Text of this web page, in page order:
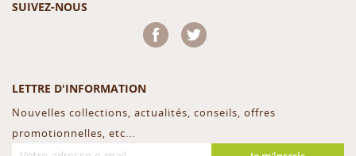
SUIVEZ-NOUS
Facebook
LETTRE D'INFORMATION
Nouvelles collections, actualités, conseils, offres
promotionnelles, etc...